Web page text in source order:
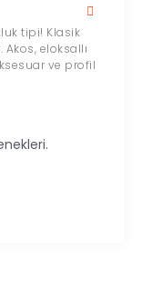
tipi! Klasik
eloksallı
ve profil